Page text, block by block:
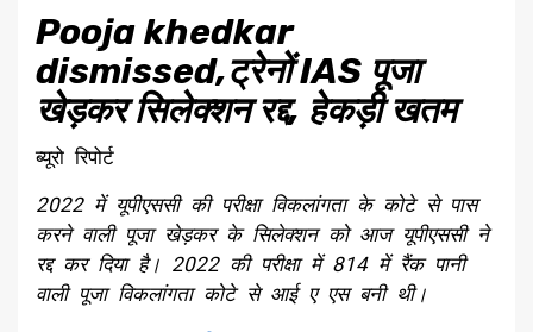
Pooja khedkar
dismissed,ट्रेनों IAS पूजा
खेड़कर सिलेक्शन रद्द, हेकड़ी खतम
ब्यूरो रिपोर्ट
2022 में यूपीएससी की परीक्षा विकलांगता के कोटे से पास
करने वाली पूजा खेड़कर के सिलेक्शन को आज यूपीएससी ने
रद्द कर दिया है। 2022 की परीक्षा में 814 में रैंक पानी
वाली पूजा विकलांगता कोटे से आई ए एस बनी थी।